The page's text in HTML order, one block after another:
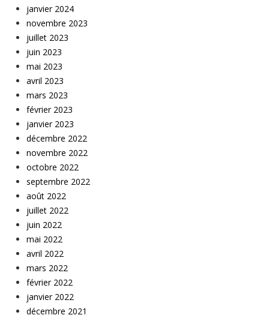
janvier 2024
novembre 2023
juillet 2023
juin 2023
mai 2023
avril 2023
mars 2023
février 2023
janvier 2023
décembre 2022
novembre 2022
octobre 2022
septembre 2022
août 2022
juillet 2022
juin 2022
mai 2022
avril 2022
mars 2022
février 2022
janvier 2022
décembre 2021